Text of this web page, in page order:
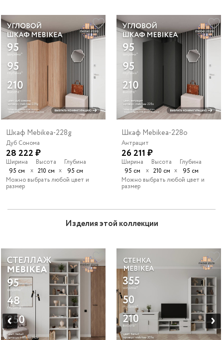
Шкаф Mebikea-228g
Дуб Сонома
28 222 ₽
Ширина
95 см
х
Высота
210 см х
Глубина
95 см
Можно выбрать любой цвет и
размер
Шкаф Mebikea-228o
Антрацит
26 211 ₽
Ширина
95 см
х
Высота
210 см х
Глубина
95 см
Можно выбрать любой цвет и
размер
Изделия этой коллекции